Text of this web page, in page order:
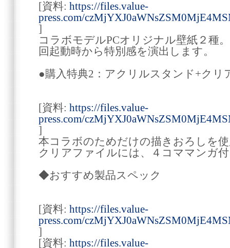
[資料: https://files.value-
press.com/
]
コラボモデルPCオリジナル壁紙２種
回起動時から特別感を演出します。
●購入特典2：アクリルスタンド+クリ
[資料: https://files.value-
press.com/
]
本コラボのためだけの描きおろしを
クリアファイルには、４コママンガ
◆おすすめ製品スペック
[資料: https://files.value-
press.com/
]
[資料: https://files.value-